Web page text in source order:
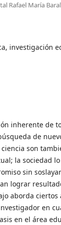
Rafael María
investigación
inherente de
de
son
la sociedad
sin
lograr
aborda
en
en el área